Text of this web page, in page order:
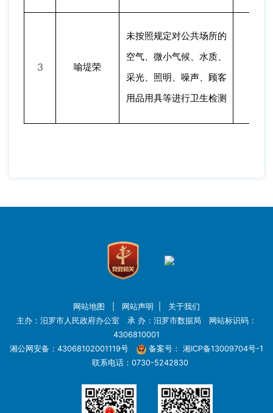
3 喻堤荣
未按照规定对公共场所的
空气、微小气候、水质、
采光、照明、噪声、顾客
用品用具等进行卫生检测
网站地图 网站声明
关于我们
主办：汨罗市人民政府办公室 承 办：汨罗市数据局 网站标识码：
4306810001
湘公网安备：43068102001119号
备案号： 湘ICP备13009704号-1
联系电话：0730-5242830